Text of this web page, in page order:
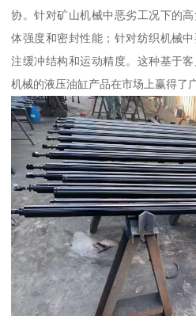
协。针对矿山机械中恶劣工况下的
体强度和密封性能；针对纺织机械
注缓冲结构和运动精度。这种基于
机械的液压油缸产品在市场上赢得了